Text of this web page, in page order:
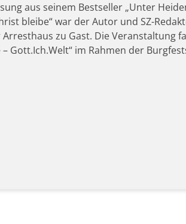
aus seinem Bestseller „Unter
bleibe“ war der Autor und SZ-
zu Gast. Die Veranstaltung
– Gott.Ich.Welt“ im Rahmen der